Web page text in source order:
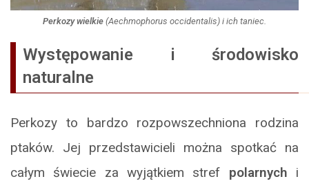
Perkozy wielkie (Aechmophorus occidentalis) i ich taniec.
Występowanie i środowisko
naturalne
Perkozy to bardzo rozpowszechniona rodzina
ptaków. Jej przedstawicieli można spotkać na
całym świecie za wyjątkiem stref polarnych i